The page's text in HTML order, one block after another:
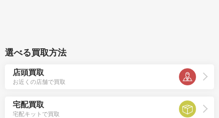
選べる買取方法
店頭買取
お近くの店舗で買取
宅配買取
宅配キットで買取